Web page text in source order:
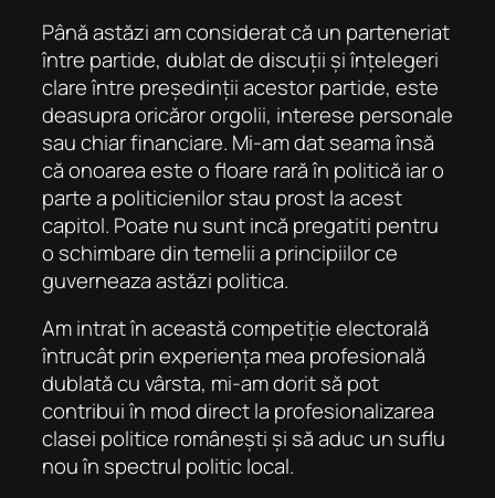
Până astăzi am considerat că un parteneriat
între partide, dublat de discuții și înțelegeri
clare între președinții acestor partide, este
deasupra oricăror orgolii, interese personale
sau chiar financiare. Mi-am dat seama însă
că onoarea este o floare rară în politică iar o
parte a politicienilor stau prost la acest
capitol. Poate nu sunt incă pregatiti pentru
o schimbare din temelii a principiilor ce
guverneaza astăzi politica.
Am intrat în această competiție electorală
întrucât prin experiența mea profesională
dublată cu vârsta, mi-am dorit să pot
contribui în mod direct la profesionalizarea
clasei politice românești și să aduc un suflu
nou în spectrul politic local.